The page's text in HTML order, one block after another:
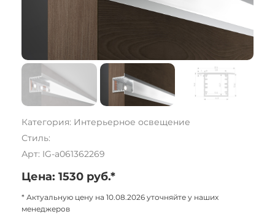
Категория: Интерьерное освещение
Стиль:
Арт: IG-a061362269
Цена: 1530 руб.*
* Актуальную цену на 10.08.2026 уточняйте у наших
менеджеров